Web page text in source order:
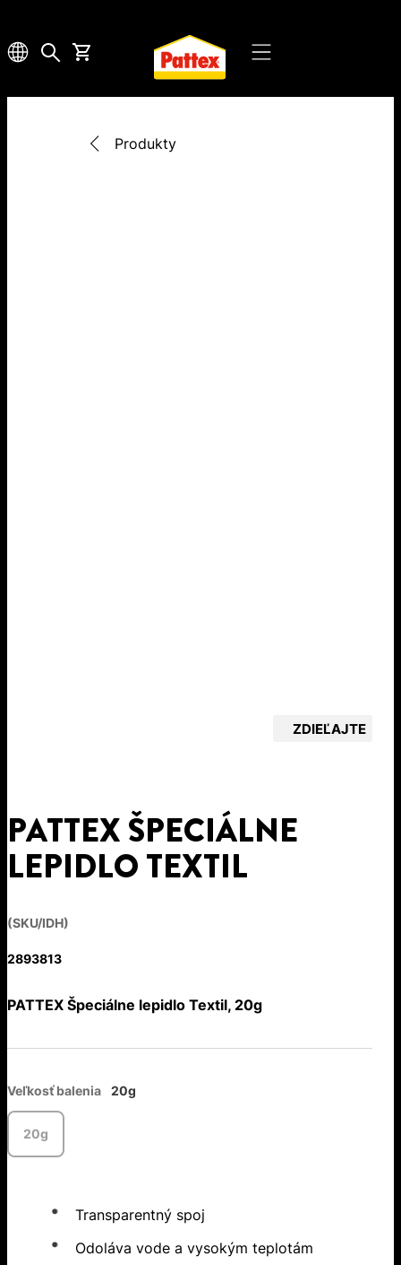
Produkty
ZDIEĽAJTE
PATTEX ŠPECIÁLNE
LEPIDLO TEXTIL
(SKU/IDH)
2893813
PATTEX Špeciálne lepidlo Textil, 20g
Veľkosť balenia 20g
20g
Transparentný spoj
Odoláva vode a vysokým teplotám